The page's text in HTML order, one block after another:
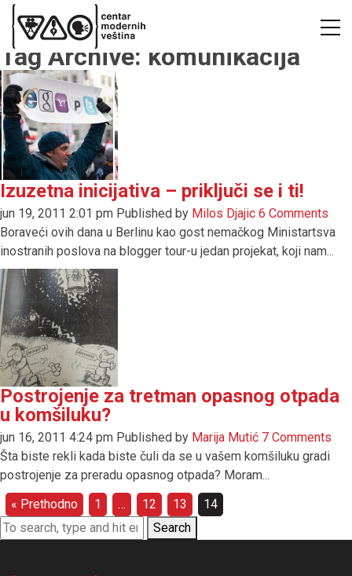
Tag Archive: komunikacija
Izuzetna inicijativa – priključi se i ti!
jun 19, 2011 2:01 pm Published by Milos Djajic 6 Comments
Boraveći ovih dana u Berlinu kao gost nemačkog Ministartsva
inostranih poslova na blogger tour-u jedan projekat, koji nam...
Postrojenje za tretman opasnog otpada
u komšiluku?
jun 16, 2011 4:24 pm Published by Marija Mutić 7 Comments
Šta biste rekli kada biste čuli da se u vašem komšiluku gradi
postrojenje za preradu opasnog otpada? Moram...
« Prethodno
1 … 12 13
14
Search